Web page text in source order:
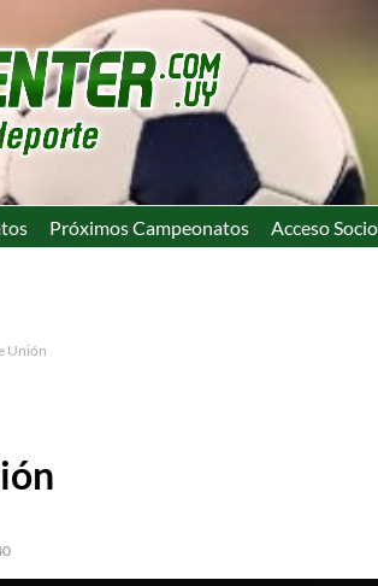
Próximos Campeonatos Acceso
Unión